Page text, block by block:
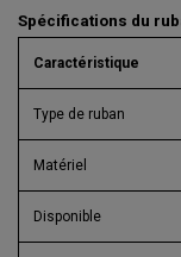
Spécifications du
Caractéristique
Type de ruban
Matériel
Disponible